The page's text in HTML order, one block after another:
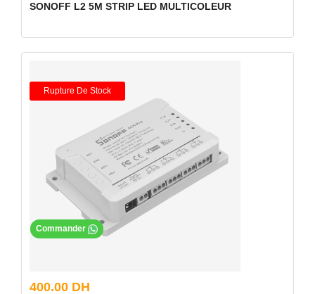
SONOFF L2 5M STRIP LED MULTICOLEUR
Rupture De Stock
400.00 DH
Commander